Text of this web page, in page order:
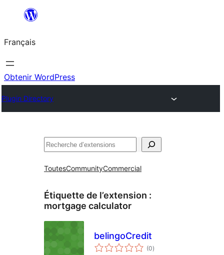
contenu
Français
Obtenir WordPress
Plugin Directory
Rechercher
ToutesCommunityCommercial
Étiquette de l’extension :
mortgage calculator
belingoCredit
(0notes
en
)